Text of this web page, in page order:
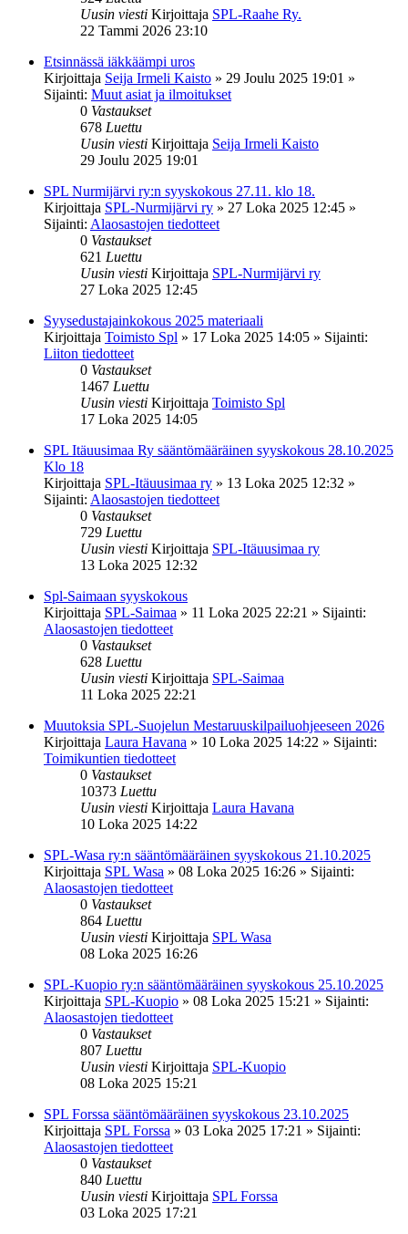
Uusin viesti Kirjoittaja SPL-Raahe Ry.
22 Tammi 2026 23:10
Etsinnässä iäkkäämpi uros
Kirjoittaja Seija Irmeli Kaisto » 29 Joulu 2025 19:01 »
Sijainti: Muut asiat ja ilmoitukset
0 Vastaukset
678 Luettu
Uusin viesti Kirjoittaja Seija Irmeli Kaisto
29 Joulu 2025 19:01
SPL Nurmijärvi ry:n syyskokous 27.11. klo 18.
Kirjoittaja SPL-Nurmijärvi ry » 27 Loka 2025 12:45 »
Sijainti: Alaosastojen tiedotteet
0 Vastaukset
621 Luettu
Uusin viesti Kirjoittaja SPL-Nurmijärvi ry
27 Loka 2025 12:45
Syysedustajainkokous 2025 materiaali
Kirjoittaja Toimisto Spl » 17 Loka 2025 14:05 » Sijainti:
Liiton tiedotteet
0 Vastaukset
1467 Luettu
Uusin viesti Kirjoittaja Toimisto Spl
17 Loka 2025 14:05
SPL Itäuusimaa Ry sääntömääräinen syyskokous 28.10.2025
Klo 18
Kirjoittaja SPL-Itäuusimaa ry » 13 Loka 2025 12:32 »
Sijainti: Alaosastojen tiedotteet
0 Vastaukset
729 Luettu
Uusin viesti Kirjoittaja SPL-Itäuusimaa ry
13 Loka 2025 12:32
Spl-Saimaan syyskokous
Kirjoittaja SPL-Saimaa » 11 Loka 2025 22:21 » Sijainti:
Alaosastojen tiedotteet
0 Vastaukset
628 Luettu
Uusin viesti Kirjoittaja SPL-Saimaa
11 Loka 2025 22:21
Muutoksia SPL-Suojelun Mestaruuskilpailuohjeeseen 2026
Kirjoittaja Laura Havana » 10 Loka 2025 14:22 » Sijainti:
Toimikuntien tiedotteet
0 Vastaukset
10373 Luettu
Uusin viesti Kirjoittaja Laura Havana
10 Loka 2025 14:22
SPL-Wasa ry:n sääntömääräinen syyskokous 21.10.2025
Kirjoittaja SPL Wasa » 08 Loka 2025 16:26 » Sijainti:
Alaosastojen tiedotteet
0 Vastaukset
864 Luettu
Uusin viesti Kirjoittaja SPL Wasa
08 Loka 2025 16:26
SPL-Kuopio ry:n sääntömääräinen syyskokous 25.10.2025
Kirjoittaja SPL-Kuopio » 08 Loka 2025 15:21 » Sijainti:
Alaosastojen tiedotteet
0 Vastaukset
807 Luettu
Uusin viesti Kirjoittaja SPL-Kuopio
08 Loka 2025 15:21
SPL Forssa sääntömääräinen syyskokous 23.10.2025
Kirjoittaja SPL Forssa » 03 Loka 2025 17:21 » Sijainti:
Alaosastojen tiedotteet
0 Vastaukset
840 Luettu
Uusin viesti Kirjoittaja SPL Forssa
03 Loka 2025 17:21